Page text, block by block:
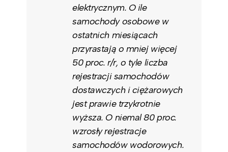
elektrycznym. O ile
samochody osobowe w
ostatnich miesiącach
przyrastają o mniej więcej
50 proc. r/r, o tyle liczba
rejestracji samochodów
dostawczych i ciężarowych
jest prawie trzykrotnie
wyższa. O niemal 80 proc.
wzrosły rejestracje
samochodów wodorowych.